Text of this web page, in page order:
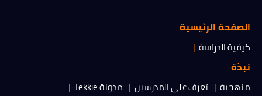
الصفحة الرئيسية
كيفية الدراسة
نبذة
منهجية تعرف على المدرسين
مدونة Tekkie